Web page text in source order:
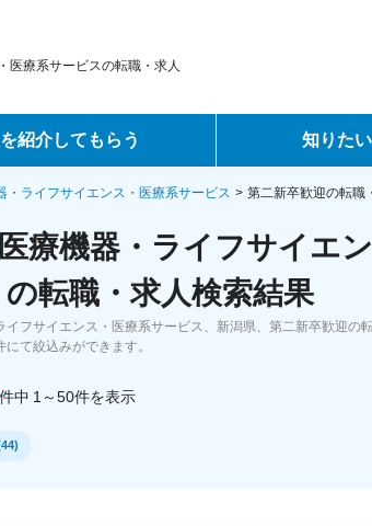
医療系サービスの転職・求人
紹介してもらう
ービス
ス
ジェントサービス
知りた
転職ノウハウ
データで見る転職
コラム・インタビュ
・ライフサイエンス・医療系サービス 第二新卒歓迎の転職
療機器・ライフサイエ
転職・求人検索結果
イフサイエンス・医療系サービス、新潟県、第二新卒歓迎
て絞込みができます。
件中 1～50件を表示
44)